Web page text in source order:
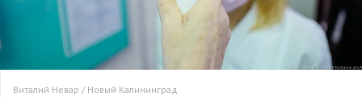
Виталий Невар / Новый Калининград